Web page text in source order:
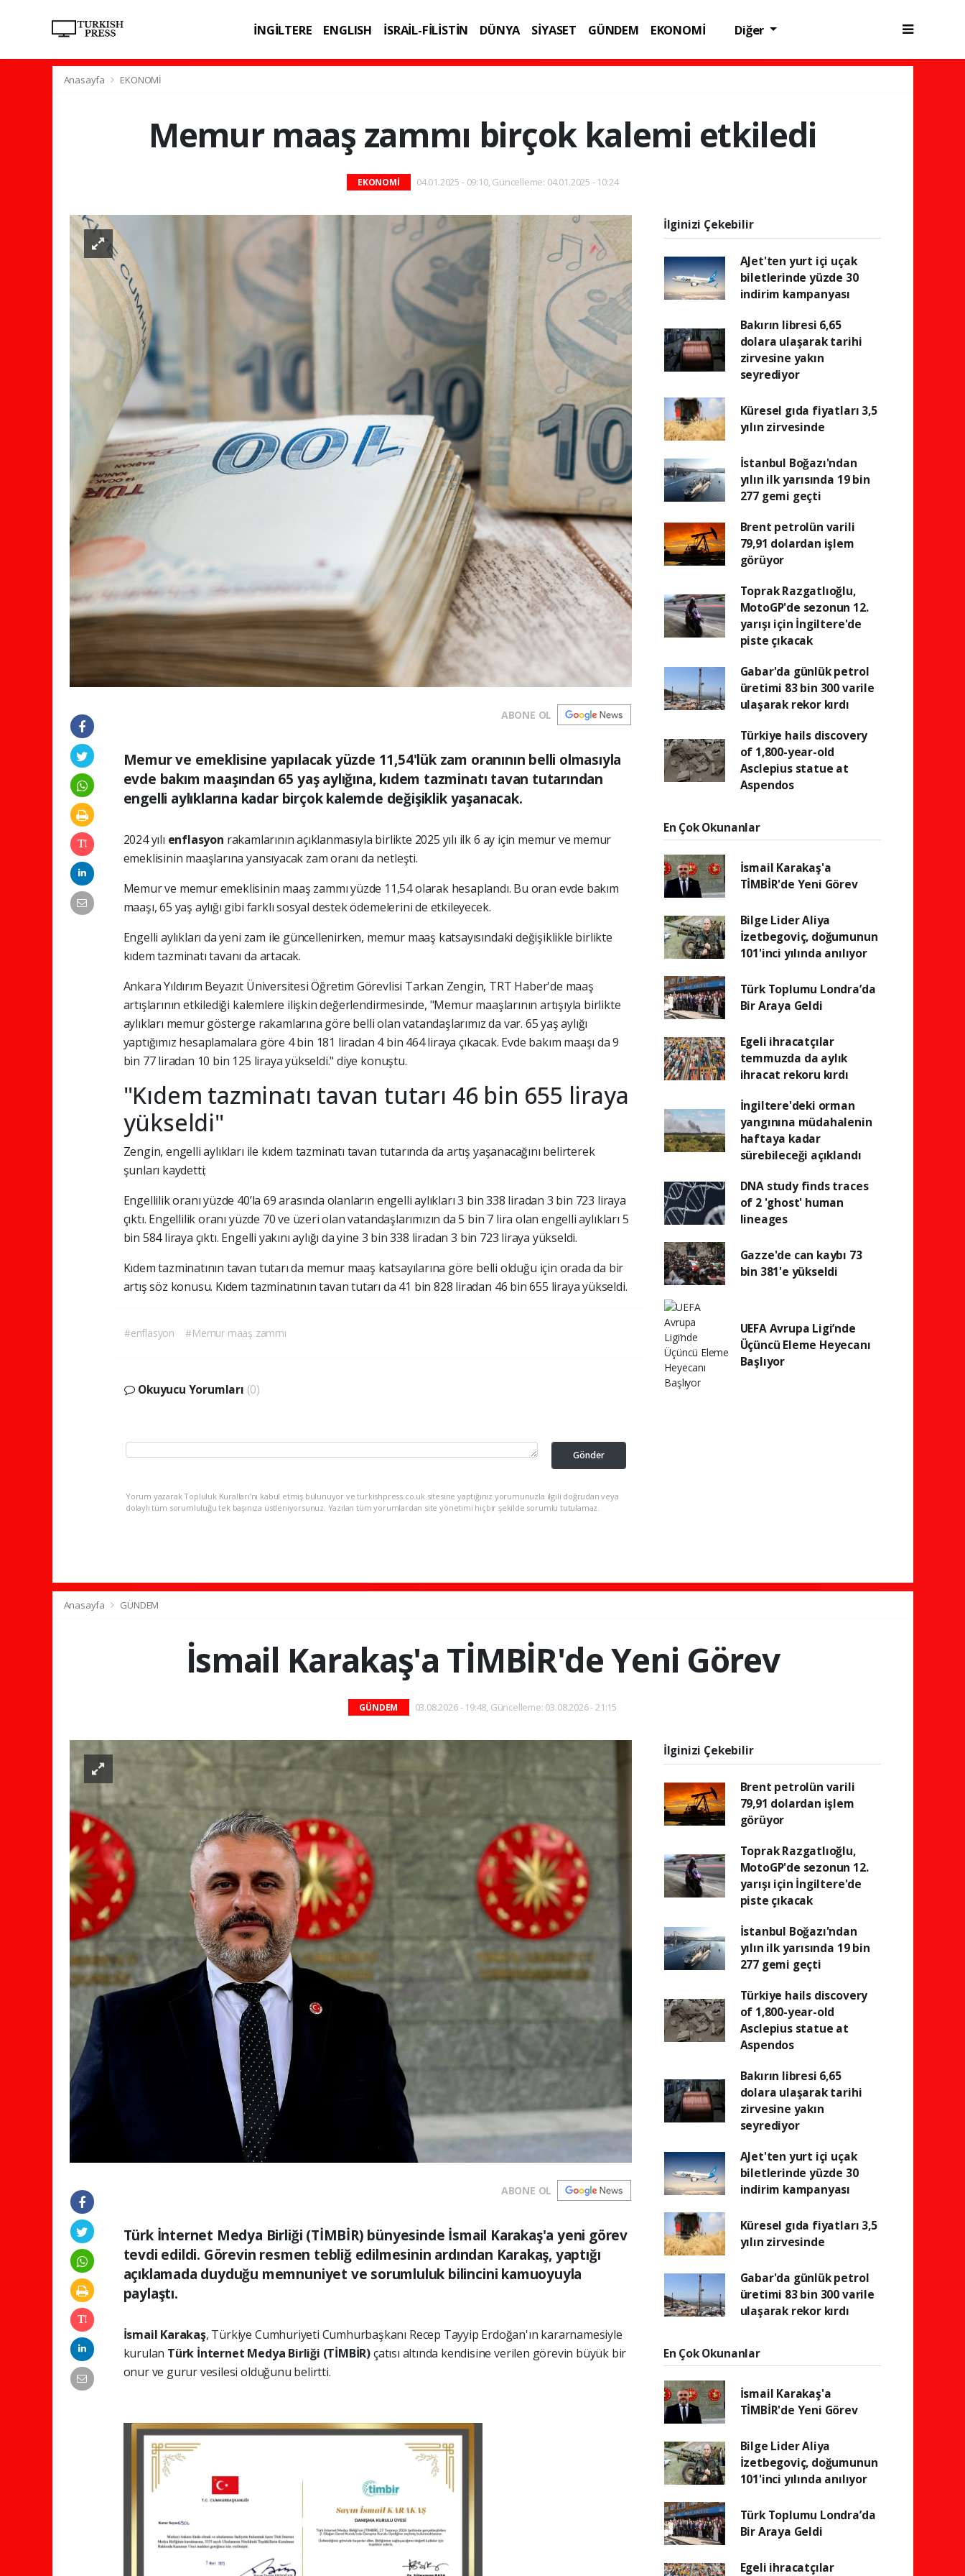
İNGİLTERE ENGLISH İSRAİL-FİLİSTİN DÜNYA SİYASET GÜNDEM
EKONOMİ
Diğer
Anasayfa EKONOMİ
Memur maaş zammı birçok kalemi etkiledi
EKONOMİ 04.01.2025 - 09:10, Güncelleme: 04.01.2025 - 10:24
ABONE OL
Memur ve emeklisine yapılacak yüzde 11,54'lük zam oranının belli olmasıyla
evde bakım maaşından 65 yaş aylığına, kıdem tazminatı tavan tutarından
engelli aylıklarına kadar birçok kalemde değişiklik yaşanacak.
2024 yılı enflasyon rakamlarının açıklanmasıyla birlikte 2025 yılı ilk 6 ay için memur ve memur
emeklisinin maaşlarına yansıyacak zam oranı da netleşti.
Memur ve memur emeklisinin maaş zammı yüzde 11,54 olarak hesaplandı. Bu oran evde bakım
maaşı, 65 yaş aylığı gibi farklı sosyal destek ödemelerini de etkileyecek.
Engelli aylıkları da yeni zam ile güncellenirken, memur maaş katsayısındaki değişiklikle birlikte
kıdem tazminatı tavanı da artacak.
Ankara Yıldırım Beyazıt Üniversitesi Öğretim Görevlisi Tarkan Zengin, TRT Haber'de maaş
artışlarının etkilediği kalemlere ilişkin değerlendirmesinde, "Memur maaşlarının artışıyla birlikte
aylıkları memur gösterge rakamlarına göre belli olan vatandaşlarımız da var. 65 yaş aylığı
yaptığımız hesaplamalara göre 4 bin 181 liradan 4 bin 464 liraya çıkacak. Evde bakım maaşı da 9
bin 77 liradan 10 bin 125 liraya yükseldi." diye konuştu.
"Kıdem tazminatı tavan tutarı 46 bin 655 liraya
yükseldi"
Zengin, engelli aylıkları ile kıdem tazminatı tavan tutarında da artış yaşanacağını belirterek
şunları kaydetti;
Engellilik oranı yüzde 40’la 69 arasında olanların engelli aylıkları 3 bin 338 liradan 3 bin 723 liraya
çıktı. Engellilik oranı yüzde 70 ve üzeri olan vatandaşlarımızın da 5 bin 7 lira olan engelli aylıkları 5
bin 584 liraya çıktı. Engelli yakını aylığı da yine 3 bin 338 liradan 3 bin 723 liraya yükseldi.
Kıdem tazminatının tavan tutarı da memur maaş katsayılarına göre belli olduğu için orada da bir
artış söz konusu. Kıdem tazminatının tavan tutarı da 41 bin 828 liradan 46 bin 655 liraya yükseldi.
#enflasyon #Memur maaş zammı
Okuyucu Yorumları (0)
Gönder
Yorum yazarak Topluluk Kuralları’nı kabul etmiş bulunuyor ve turkishpress.co.uk sitesine yaptığınız yorumunuzla ilgili doğrudan veya
dolaylı tüm sorumluluğu tek başınıza üstleniyorsunuz. Yazılan tüm yorumlardan site yönetimi hiçbir şekilde sorumlu tutulamaz.
İlginizi Çekebilir
AJet'ten yurt içi uçak
biletlerinde yüzde 30
indirim kampanyası
Bakırın libresi 6,65
dolara ulaşarak tarihi
zirvesine yakın
seyrediyor
Küresel gıda fiyatları 3,5
yılın zirvesinde
İstanbul Boğazı'ndan
yılın ilk yarısında 19 bin
277 gemi geçti
Brent petrolün varili
79,91 dolardan işlem
görüyor
Toprak Razgatlıoğlu,
MotoGP'de sezonun 12.
yarışı için İngiltere'de
piste çıkacak
Gabar'da günlük petrol
üretimi 83 bin 300 varile
ulaşarak rekor kırdı
Türkiye hails discovery
of 1,800-year-old
Asclepius statue at
Aspendos
En Çok Okunanlar
İsmail Karakaş'a
TİMBİR'de Yeni Görev
Bilge Lider Aliya
İzetbegoviç, doğumunun
101'inci yılında anılıyor
Türk Toplumu Londra’da
Bir Araya Geldi
Egeli ihracatçılar
temmuzda da aylık
ihracat rekoru kırdı
İngiltere'deki orman
yangınına müdahalenin
haftaya kadar
sürebileceği açıklandı
DNA study finds traces
of 2 'ghost' human
lineages
Gazze'de can kaybı 73
bin 381'e yükseldi
UEFA Avrupa Ligi’nde
Üçüncü Eleme Heyecanı
Başlıyor
Anasayfa GÜNDEM
İsmail Karakaş'a TİMBİR'de Yeni Görev
GÜNDEM 03.08.2026 - 19:48, Güncelleme: 03.08.2026 - 21:15
ABONE OL
Türk İnternet Medya Birliği (TİMBİR) bünyesinde İsmail Karakaş'a yeni görev
tevdi edildi. Görevin resmen tebliğ edilmesinin ardından Karakaş, yaptığı
açıklamada duyduğu memnuniyet ve sorumluluk bilincini kamuoyuyla
paylaştı.
İsmail Karakaş, Türkiye Cumhuriyeti Cumhurbaşkanı Recep Tayyip Erdoğan'ın kararnamesiyle
kurulan Türk İnternet Medya Birliği (TİMBİR)çatısı altında kendisine verilen görevin büyük bir
onur ve gurur vesilesi olduğunu belirtti.
İlginizi Çekebilir
Brent petrolün varili
79,91 dolardan işlem
görüyor
Toprak Razgatlıoğlu,
MotoGP'de sezonun 12.
yarışı için İngiltere'de
piste çıkacak
İstanbul Boğazı'ndan
yılın ilk yarısında 19 bin
277 gemi geçti
Türkiye hails discovery
of 1,800-year-old
Asclepius statue at
Aspendos
Bakırın libresi 6,65
dolara ulaşarak tarihi
zirvesine yakın
seyrediyor
AJet'ten yurt içi uçak
biletlerinde yüzde 30
indirim kampanyası
Küresel gıda fiyatları 3,5
yılın zirvesinde
Gabar'da günlük petrol
üretimi 83 bin 300 varile
ulaşarak rekor kırdı
En Çok Okunanlar
İsmail Karakaş'a
TİMBİR'de Yeni Görev
Bilge Lider Aliya
İzetbegoviç, doğumunun
101'inci yılında anılıyor
Türk Toplumu Londra’da
Bir Araya Geldi
Egeli ihracatçılar